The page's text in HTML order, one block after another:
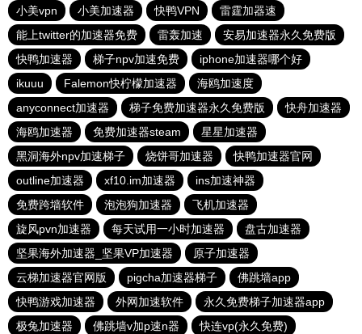
小美vpn
小美加速器 快鸭VPN
雷霆加器速
能上twitter的加速器免费
雷轰加速
安易加速器永久免费版
快鸭加速器
梯子npv加速免费
iphone加速器哪个好
ikuuu
Falemon快柠檬加速器
海鸥加速度
anyconnect加速器
梯子免费加速器永久免费版
快舟加速器
海鸥加速器
免费加速器steam
星星加速器
黑洞海外npv加速梯子
烧饼哥加速器
快鸭加速器官网
outline加速器
xf10.im加速器
ins加速神器
免费跨墙软件
泡泡狗加速器
飞机加速器
旋风pvn加速器
每天试用一小时加速器
盘古加速器
坚果海外加速器_坚果VP加速器
原子加速器
云梯加速器官网版
pigcha加速器梯子
佛跳墙app
快鸭游戏加速器
外网加速软件
永久免费梯子加速器app
极兔加速器
佛跳墙v加p速n器 快连vp(永久免费)